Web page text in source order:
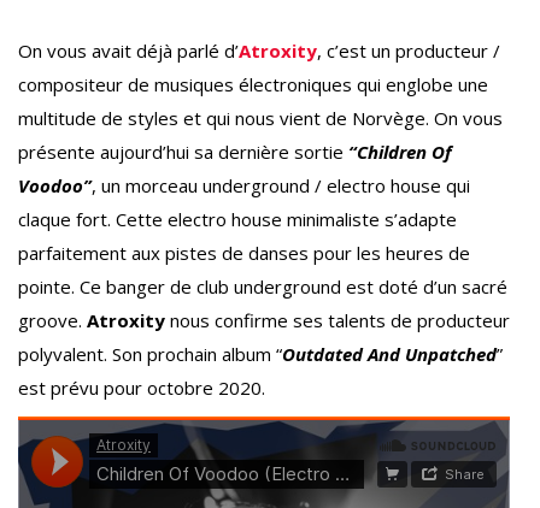
On vous avait déjà parlé d’Atroxity, c’est un producteur /
compositeur de musiques électroniques qui englobe une
multitude de styles et qui nous vient de Norvège. On vous
présente aujourd’hui sa dernière sortie “Children Of
Voodoo”, un morceau underground / electro house qui
claque fort. Cette electro house minimaliste s’adapte
parfaitement aux pistes de danses pour les heures de
pointe. Ce banger de club underground est doté d’un sacré
groove. Atroxity nous confirme ses talents de producteur
polyvalent. Son prochain album “Outdated And Unpatched”
est prévu pour octobre 2020.